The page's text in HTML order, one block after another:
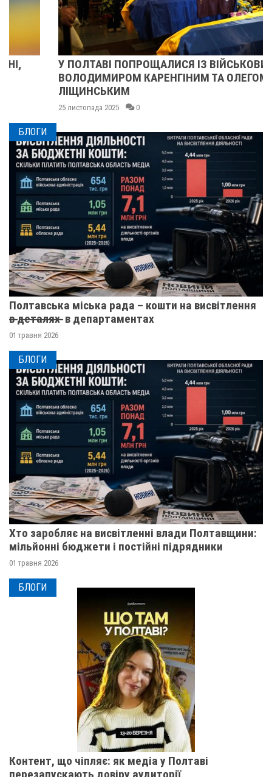
У ПОЛТАВІ ПОПРОЩАЛИСЯ ІЗ ВІЙСЬКОВИМИ
ВОЛОДИМИРОМ КАРЕНГІНИМ ТА ОЛЕГОМ
ЛІЩИНСЬКИМ
25 листопада 2025 0
БЛОГИ
Полтавська міська рада – кошти на висвітлення
в̶ ̶д̶е̶т̶а̶л̶я̶х̶ ̶ в департаментах
01 травня 2026
БЛОГИ
Хто заробляє на висвітленні влади Полтавщини:
мільйонні бюджети і постійні підрядники
01 травня 2026
БЛОГИ
Контент, що чіпляє: як медіа у Полтаві